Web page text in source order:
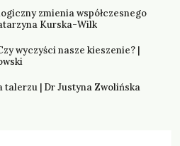
zmienia współczesnego
Kurska-Wilk
wyczyści nasze kieszenie? |
talerzu | Dr Justyna Zwolińska